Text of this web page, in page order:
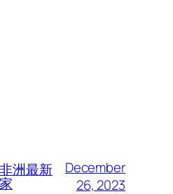
洲最新
December
26, 2023